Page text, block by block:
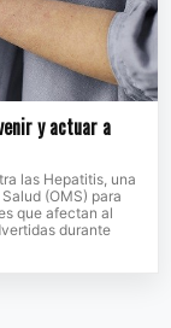
y actuar a
las Hepatitis, una
(OMS) para
que afectan al
durante